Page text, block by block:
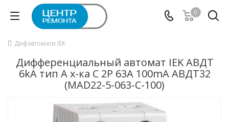
0
Дифавтомати IEK
Дифференциальный автомат IEK АВДТ
6kA тип А х-ка C 2P 63А 100mA АВДТ32
(MAD22-5-063-C-100)